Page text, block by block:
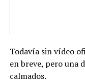
Todavía sin vídeo
en breve, pero una
calmados.